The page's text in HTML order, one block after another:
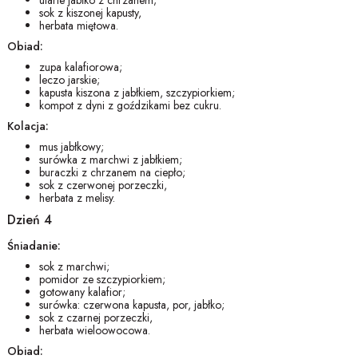
sok z kiszonej kapusty,
herbata miętowa.
Obiad:
zupa kalafiorowa;
leczo jarskie;
kapusta kiszona z jabłkiem, szczypiorkiem;
kompot z dyni z goździkami bez cukru.
Kolacja:
mus jabłkowy;
surówka z marchwi z jabłkiem;
buraczki z chrzanem na ciepło;
sok z czerwonej porzeczki,
herbata z melisy.
Dzień 4
Śniadanie:
sok z marchwi;
pomidor ze szczypiorkiem;
gotowany kalafior;
surówka: czerwona kapusta, por, jabłko;
sok z czarnej porzeczki,
herbata wieloowocowa.
Obiad: